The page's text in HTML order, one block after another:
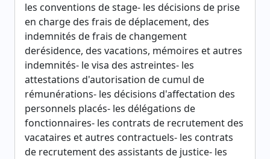
les conventions de stage- les décisions de prise
en charge des frais de déplacement, des
indemnités de frais de changement
derésidence, des vacations, mémoires et autres
indemnités- le visa des astreintes- les
attestations d'autorisation de cumul de
rémunérations- les décisions d'affectation des
personnels placés- les délégations de
fonctionnaires- les contrats de recrutement des
vacataires et autres contractuels- les contrats
de recrutement des assistants de justice- les